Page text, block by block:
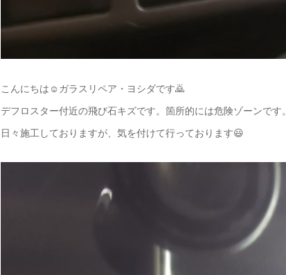
こんにちは☺ガラスリペア・ヨシダです🙇
デフロスター付近の飛び石キズです。箇所的には危険ゾーンです。
日々施工しておりますが、気を付けて行っております😃